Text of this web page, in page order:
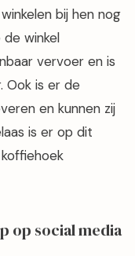
bij hen nog
de winkel
vervoer en is
Ook is er de
en kunnen zij
is er op dit
op social media